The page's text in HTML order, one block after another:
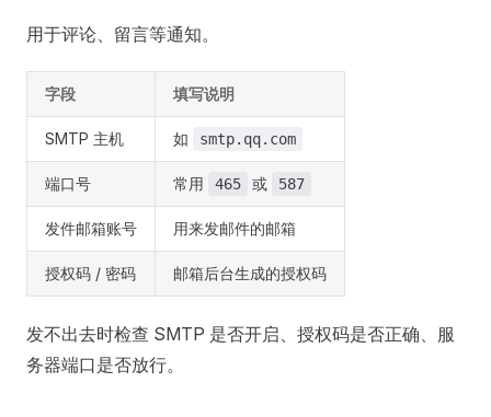
用于评论、留言等通知。
字段 填写说明
SMTP 主机 如 smtp.qq.com
端口号 常用 465 或 587
发件邮箱账号 用来发邮件的邮箱
授权码 / 密码 邮箱后台生成的授权码
发不出去时检查 SMTP 是否开启、授权码是否正确、服
务器端口是否放行。